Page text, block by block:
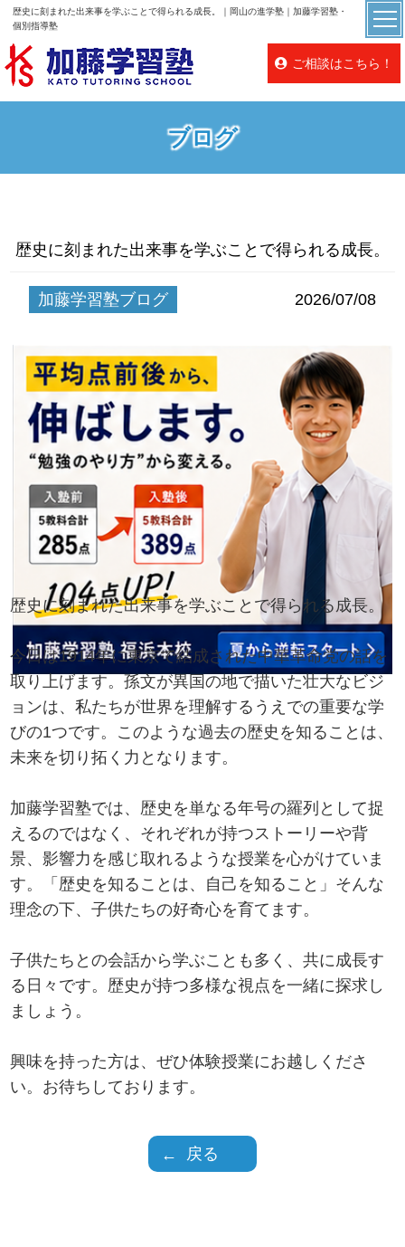
歴史に刻まれた出来事を学ぶことで得られる成長。｜岡山の進学塾｜加藤学習塾・
個別指導塾
ご相談はこちら！
ブログ
歴史に刻まれた出来事を学ぶことで得られる成長。
加藤学習塾ブログ 2026/07/08
歴史に刻まれた出来事を学ぶことで得られる成長。
今日は1914年に東京で結成された中華革命党の話を
取り上げます。孫文が異国の地で描いた壮大なビジ
ョンは、私たちが世界を理解するうえでの重要な学
びの1つです。このような過去の歴史を知ることは、
未来を切り拓く力となります。
加藤学習塾では、歴史を単なる年号の羅列として捉
えるのではなく、それぞれが持つストーリーや背
景、影響力を感じ取れるような授業を心がけていま
す。「歴史を知ることは、自己を知ること」そんな
理念の下、子供たちの好奇心を育てます。
子供たちとの会話から学ぶことも多く、共に成長す
る日々です。歴史が持つ多様な視点を一緒に探求し
ましょう。
興味を持った方は、ぜひ体験授業にお越しくださ
い。お待ちしております。
戻る